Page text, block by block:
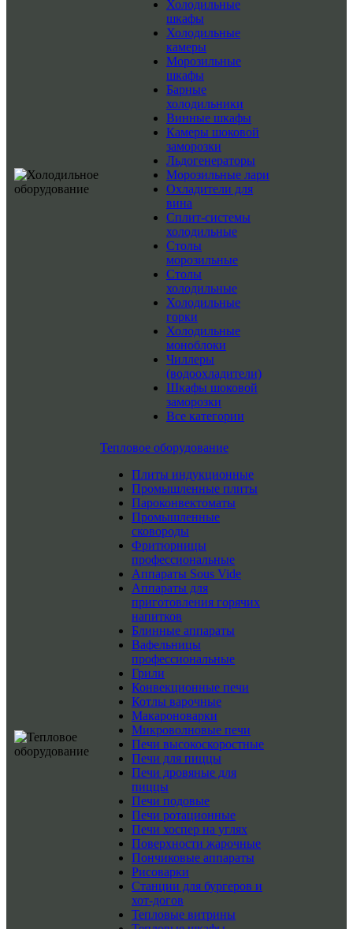
Холодильные
шкафы
Холодильные
камеры
Морозильные
шкафы
Барные
холодильники
Винные шкафы
Камеры шоковой
заморозки
Льдогенераторы
Морозильные лари
Охладители для
вина
Сплит-системы
холодильные
Столы
морозильные
Столы
холодильные
Холодильные
горки
Холодильные
моноблоки
Чиллеры
(водоохладители)
Шкафы шоковой
заморозки
Все категории
Тепловое оборудование
Плиты индукционные
Промышленные плиты
Пароконвектоматы
Промышленные
сковороды
Фритюрницы
профессиональные
Аппараты Sous Vide
Аппараты для
приготовления горячих
напитков
Блинные аппараты
Вафельницы
профессиональные
Грили
Конвекционные печи
Котлы варочные
Макароноварки
Микроволновые печи
Печи высокоскоростные
Печи для пиццы
Печи дровяные для
пиццы
Печи подовые
Печи ротационные
Печи хоспер на углях
Поверхности жарочные
Пончиковые аппараты
Рисоварки
Станции для бургеров и
хот-догов
Тепловые витрины